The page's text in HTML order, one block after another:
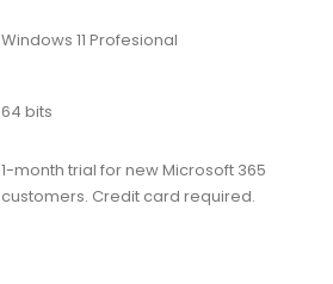
Windows 11 Profesional
64 bits
1-month trial for new Microsoft 365
customers. Credit card required.